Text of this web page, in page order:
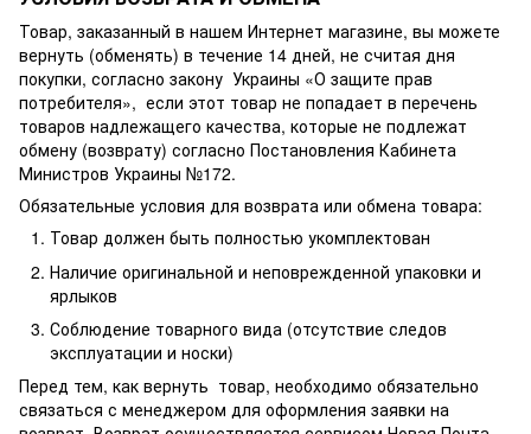
Товар, заказанный в нашем Интернет магазине, вы можете
вернуть (обменять) в течение 14 дней, не считая дня
покупки, согласно закону Украины «О защите прав
потребителя», если этот товар не попадает в перечень
товаров надлежащего качества, которые не подлежат
обмену (возврату) согласно Постановления Кабинета
Министров Украины №172.
Обязательные условия для возврата или обмена товара:
Товар должен быть полностью укомплектован
Наличие оригинальной и неповрежденной упаковки и
ярлыков
Соблюдение товарного вида (отсутствие следов
эксплуатации и носки)
Перед тем, как вернуть товар, необходимо обязательно
связаться с менеджером для оформления заявки на